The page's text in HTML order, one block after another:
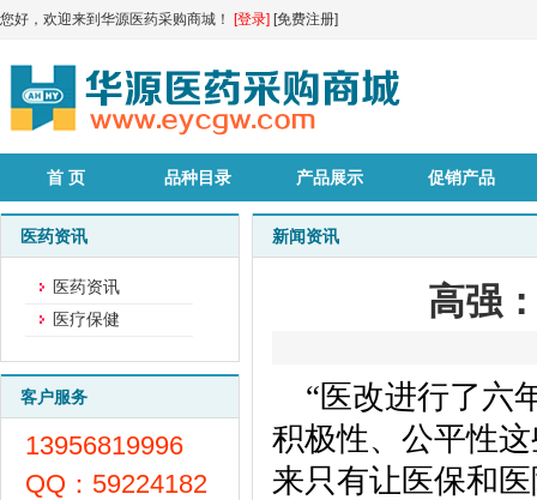
您好，欢迎来到华源医药采购商城！ [登录] [免费注册]
首 页 品种目录 产品展示 促销产品
医药资讯
医药资讯
医疗保健
客户服务
13956819996
QQ：59224182
新闻资讯
高强
“医改进行了六
积极性、公平性
来只有让医保和